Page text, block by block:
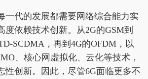
一代的发展都需要网络综合能力实
度依赖技术创新。从2G的GSM到
SCDMA，再到4G的OFDM，以
、核心网虚拟化、云化等技术，
性创新。因此，尽管6G面临更多不